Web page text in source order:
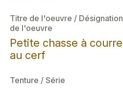
Titre de l'oeuvre / Désignation
de l'oeuvre
Petite chasse à courre
au cerf
Tenture / Série